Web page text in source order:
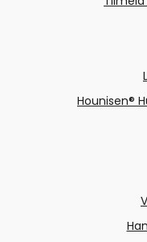
Hounisen®